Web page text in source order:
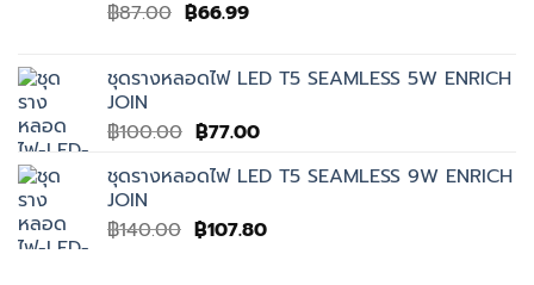
฿87.00 Original
฿87.00.
฿66.99Current
฿66.99.
ชุดรางหลอดไฟ LED T5 SEAMLESS 5W ENRICH
JOIN
฿100.00 Original
was:
฿77.00Current
is:
ชุดรางหลอดไฟ LED T5 SEAMLESS 9W ENRICH
JOIN
฿140.00 Original
฿107.80Current